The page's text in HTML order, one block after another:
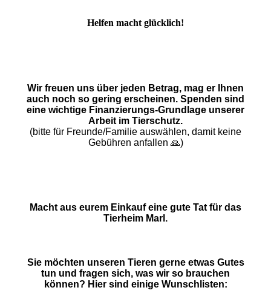
Helfen macht glücklich!
Wir freuen uns über jeden Betrag, mag er Ihnen
auch noch so gering erscheinen. Spenden sind
eine wichtige Finanzierungs-Grundlage unserer
Arbeit im Tierschutz.
(bitte für Freunde/Familie auswählen, damit keine
Gebühren anfallen 🙏)
Macht aus eurem Einkauf eine gute Tat für das
Tierheim Marl.
Sie möchten unseren Tieren gerne etwas Gutes
tun und fragen sich, was wir so brauchen
können? Hier sind einige Wunschlisten: